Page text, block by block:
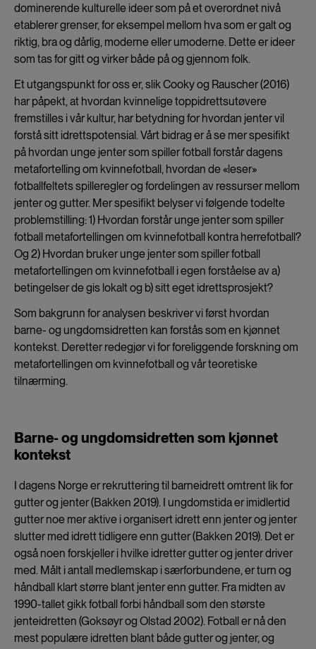
dominerende kulturelle ideer som på et overordnet nivå
etablerer grenser, for eksempel mellom hva som er galt og
riktig, bra og dårlig, moderne eller umoderne. Dette er ideer
som tas for gitt og virker både på og gjennom folk.
Et utgangspunkt for oss er, slik Cooky og Rauscher (2016)
har påpekt, at hvordan kvinnelige toppidrettsutøvere
fremstilles i vår kultur, har betydning for hvordan jenter vil
forstå sitt idrettspotensial. Vårt bidrag er å se mer spesifikt
på hvordan unge jenter som spiller fotball forstår dagens
metafortelling om kvinnefotball, hvordan de «leser»
fotballfeltets spilleregler og fordelingen av ressurser mellom
jenter og gutter. Mer spesifikt belyser vi følgende todelte
problemstilling: 1) Hvordan forstår unge jenter som spiller
fotball metafortellingen om kvinnefotball kontra herrefotball?
Og 2) Hvordan bruker unge jenter som spiller fotball
metafortellingen om kvinnefotball i egen forståelse av a)
betingelser de gis lokalt og b) sitt eget idrettsprosjekt?
Som bakgrunn for analysen beskriver vi først hvordan
barne- og ungdomsidretten kan forstås som en kjønnet
kontekst. Deretter redegjør vi for foreliggende forskning om
metafortellingen om kvinnefotball og vår teoretiske
tilnærming.
Barne- og ungdomsidretten som kjønnet
kontekst
I dagens Norge er rekruttering til barneidrett omtrent lik for
gutter og jenter (Bakken 2019). I ungdomstida er imidlertid
gutter noe mer aktive i organisert idrett enn jenter og jenter
slutter med idrett tidligere enn gutter (Bakken 2019). Det er
også noen forskjeller i hvilke idretter gutter og jenter driver
med. Målt i antall medlemskap i særforbundene, er turn og
håndball klart større blant jenter enn gutter. Fra midten av
1990-tallet gikk fotball forbi håndball som den største
jenteidretten (Goksøyr og Olstad 2002). Fotball er nå den
mest populære idretten blant både gutter og jenter, og